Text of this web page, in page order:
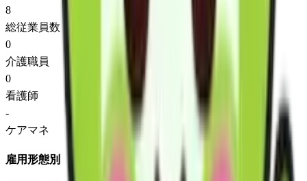
8
総従業員数
0
介護職員
0
看護師
-
ケアマネ
雇用形態別